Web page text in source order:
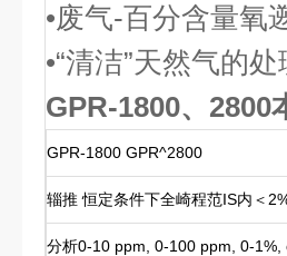
•废气-百分含量氧
•“清洁”天然气的处
GPR-1800、2800
GPR-1800 GPR^2800
辎推 恒定条件下全崎程范IS内＜
分析0-10 ppm, 0-100 ppm, 0-1%,